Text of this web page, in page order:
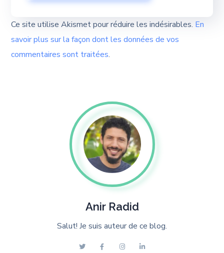
Ce site utilise Akismet pour réduire les indésirables. En
savoir plus sur la façon dont les données de vos
commentaires sont traitées.
Anir Radid
Salut! Je suis auteur de ce blog.